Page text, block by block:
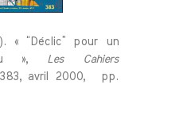
« “Déclic” pour un
»,
Les Cahiers
avril 2000, pp.